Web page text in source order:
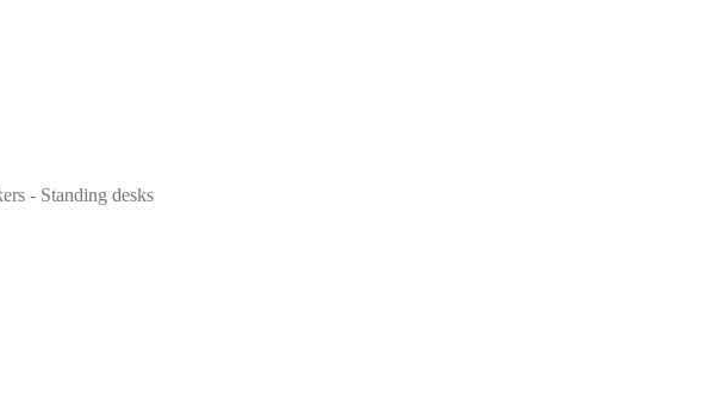
- Standing desks